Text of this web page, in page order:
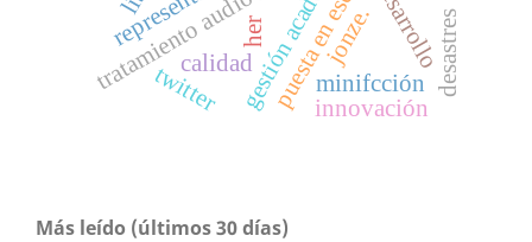
calidad puesta en escena
minifcción
desarrollo
her jonze.
twitter desastres
innovación
Más leído (últimos 30 días)